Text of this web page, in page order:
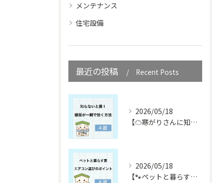
メンテナンス
住宅設備
最近の投稿 Recent Posts
2026/05/18
【☁️寒がりさんに知ってほしい☁️】
2026/05/18
【🐾ペットと暮らす皆さん必見🐾】